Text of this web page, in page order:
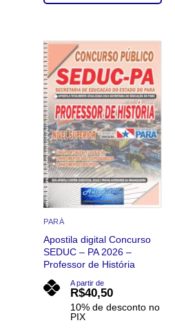
Add to
wishlist
PARÁ
Apostila digital Concurso
SEDUC – PA 2026 –
Professor de História
A partir de
R$40,50
10% de desconto no
PIX